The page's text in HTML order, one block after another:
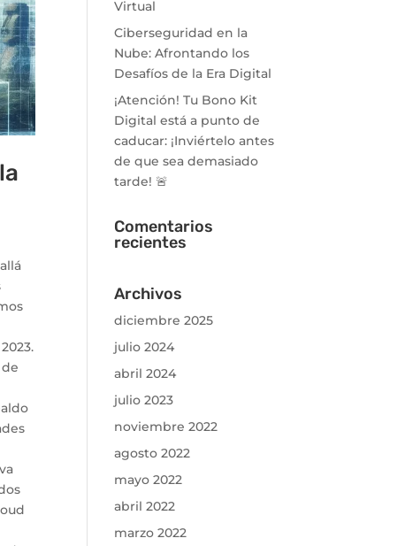
Virtual
Ciberseguridad en la
Nube: Afrontando los
Desafíos de la Era Digital
¡Atención! Tu Bono Kit
Digital está a punto de
caducar: ¡Inviértelo antes
de que sea demasiado
tarde! 🚨
Comentarios
recientes
Archivos
diciembre 2025
julio 2024
abril 2024
julio 2023
noviembre 2022
agosto 2022
mayo 2022
abril 2022
marzo 2022